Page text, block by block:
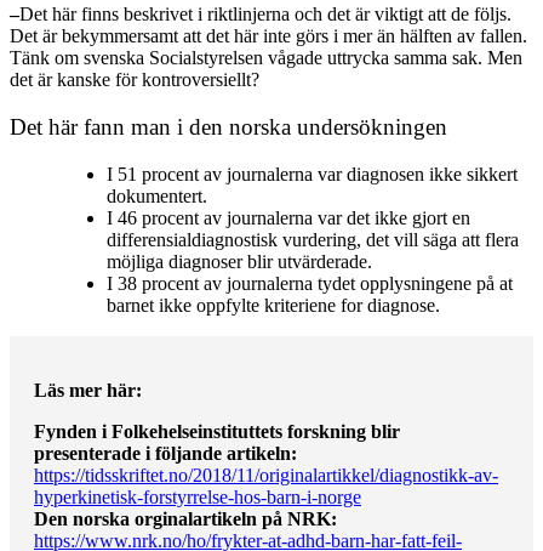
–Det här finns beskrivet i riktlinjerna och det är viktigt att de följs.
Det är bekymmersamt att det här inte görs i mer än hälften av fallen.
Tänk om svenska Socialstyrelsen vågade uttrycka samma sak. Men
det är kanske för kontroversiellt?
Det här fann man i den norska undersökningen
I 51 procent av journalerna var diagnosen ikke sikkert
dokumentert.
I 46 procent av journalerna var det ikke gjort en
differensialdiagnostisk vurdering, det vill säga att flera
möjliga diagnoser blir utvärderade.
I 38 procent av journalerna tydet opplysningene på at
barnet ikke oppfylte kriteriene for diagnose.
Läs mer här:
Fynden i Folkehelseinstituttets forskning blir
presenterade i följande artikeln:
https://tidsskriftet.no/2018/11/originalartikkel/diagnostikk-av-
hyperkinetisk-forstyrrelse-hos-barn-i-norge
Den norska orginalartikeln på NRK:
https://www.nrk.no/ho/frykter-at-adhd-barn-har-fatt-feil-